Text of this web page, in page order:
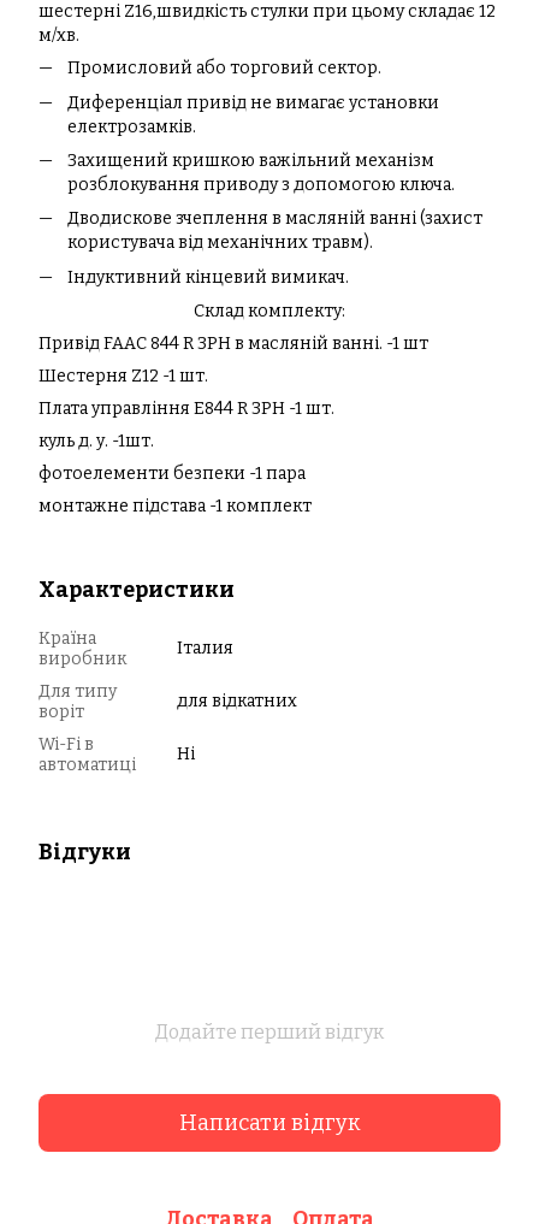
шестерні Z16,швидкість стулки при цьому складає 12
м/хв.
Промисловий або торговий сектор.
Диференціал привід не вимагає установки
електрозамків.
Захищений кришкою важільний механізм
розблокування приводу з допомогою ключа.
Дводискове зчеплення в масляній ванні (захист
користувача від механічних травм).
Індуктивний кінцевий вимикач.
Склад комплекту:
Привід FAAC 844 R 3PH в масляній ванні. -1 шт
Шестерня Z12 -1 шт.
Плата управління E844 R 3PH -1 шт.
куль д. у. -1шт.
фотоелементи безпеки -1 пара
монтажне підстава -1 комплект
Характеристики
Країна
виробник
Італия
Для типу
воріт
для відкатних
Wi-Fi в
автоматиці
Ні
Відгуки
Додайте перший відгук
Написати відгук